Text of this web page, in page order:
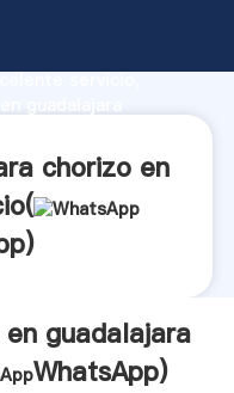
servicio,
chorizo en
)
guadalajara
WhatsApp)